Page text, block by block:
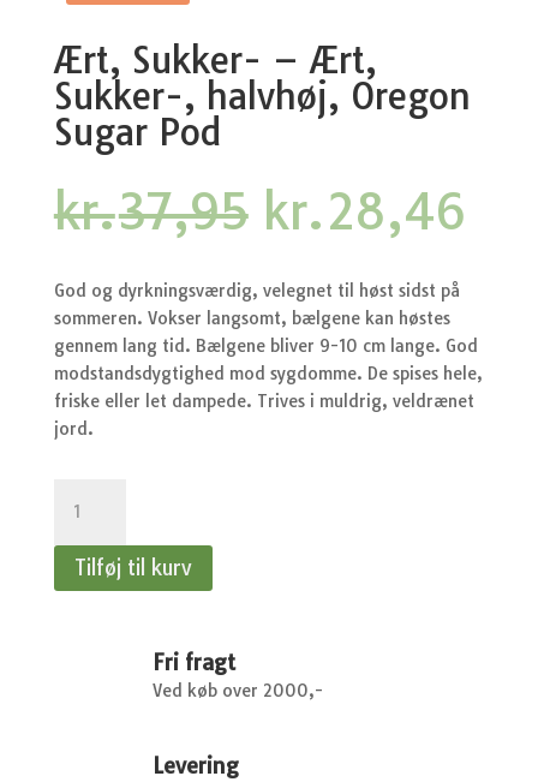
Ært, Sukker- – Ært,
Sukker-, halvhøj, Oregon
Sugar Pod
kr.37,95 Den
oprindelige
pris
var:
kr.37,95.
kr.28,46
God og dyrkningsværdig, velegnet til høst sidst på
sommeren. Vokser langsomt, bælgene kan høstes
gennem lang tid. Bælgene bliver 9-10 cm lange. God
modstandsdygtighed mod sygdomme. De spises hele,
friske eller let dampede. Trives i muldrig, veldrænet
jord.
Sukker-
-
Ært,Tilføj til kurv
Fri fragt
Ved køb over 2000,-
Levering